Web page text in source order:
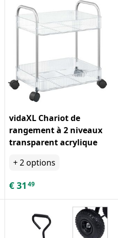
vidaXL Chariot de
rangement à 2 niveaux
transparent acrylique
+2options
€ 31 49